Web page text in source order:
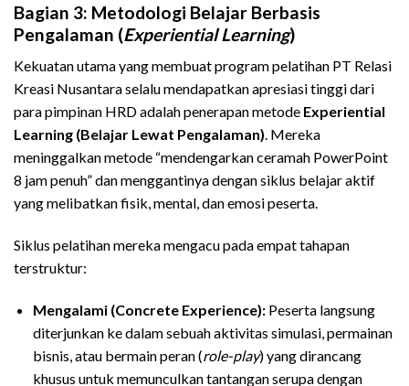
Bagian 3: Metodologi Belajar Berbasis
Pengalaman (Experiential Learning)
Kekuatan utama yang membuat program pelatihan PT Relasi
Kreasi Nusantara selalu mendapatkan apresiasi tinggi dari
para pimpinan HRD adalah penerapan metode Experiential
Learning (Belajar Lewat Pengalaman). Mereka
meninggalkan metode “mendengarkan ceramah PowerPoint
8 jam penuh” dan menggantinya dengan siklus belajar aktif
yang melibatkan fisik, mental, dan emosi peserta.
Siklus pelatihan mereka mengacu pada empat tahapan
terstruktur:
Mengalami (Concrete Experience):Peserta langsung
diterjunkan ke dalam sebuah aktivitas simulasi, permainan
bisnis, atau bermain peran (role-play) yang dirancang
khusus untuk memunculkan tantangan serupa dengan